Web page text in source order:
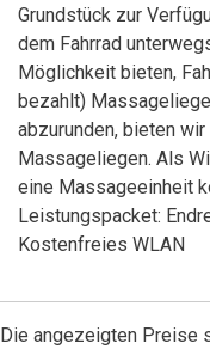
Grundstück zur
dem Fahrrad
Möglichkeit bieten,
bezahlt)
abzurunden, bieten
Massageliegen. Als
eine Massageeinheit
Leistungspacket:
Kostenfreies WLAN
Die angezeigten Preise